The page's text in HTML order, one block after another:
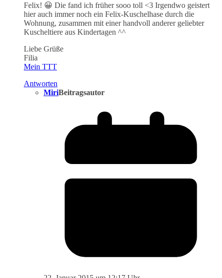
Felix! 😀 Die fand ich früher sooo toll <3 Irgendwo geistert
hier auch immer noch ein Felix-Kuschelhase durch die
Wohnung, zusammen mit einer handvoll anderer geliebter
Kuscheltiere aus Kindertagen ^^
Liebe Grüße
Filia
Mein TTT
Antworten
MiriBeitragsautor